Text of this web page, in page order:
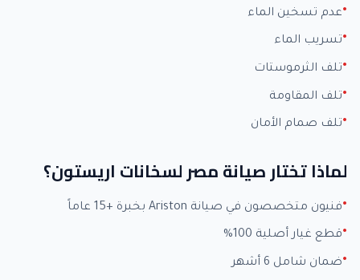
عدم تسخين الماء
تسريب الماء
تلف الثرموستات
تلف المقاومة
تلف صمام الأمان
لماذا تختار صيانة مصر لسخانات اريستون؟
فنيون متخصصون في صيانة Ariston بخبرة +15 عاماً
قطع غيار أصلية 100%
ضمان شامل 6 أشهر